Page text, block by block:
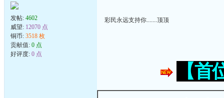
发帖: 4602
威望: 12070 点
铜币: 3518 枚
贡献值: 0 点
好评度: 0 点
彩民永远支持你.......顶顶
【